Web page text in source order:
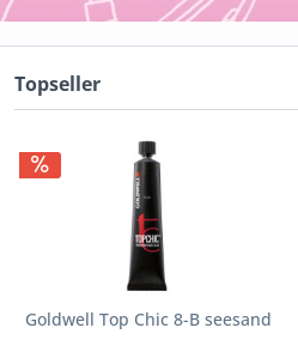
Topseller
Goldwell Top Chic 8-B seesand